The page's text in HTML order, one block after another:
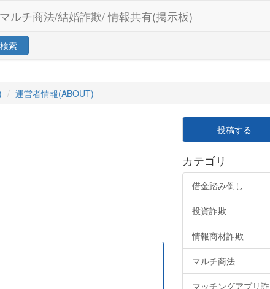
チ商法/結婚詐欺/ 情報共有(掲示板)
検索
運営者情報(ABOUT)
投稿する
カテゴリ
借金踏み倒し
投資詐欺
情報商材詐欺
マルチ商法
マッチングアプリ詐